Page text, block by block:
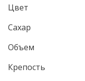
Цвет
Сахар
Объем
Крепость